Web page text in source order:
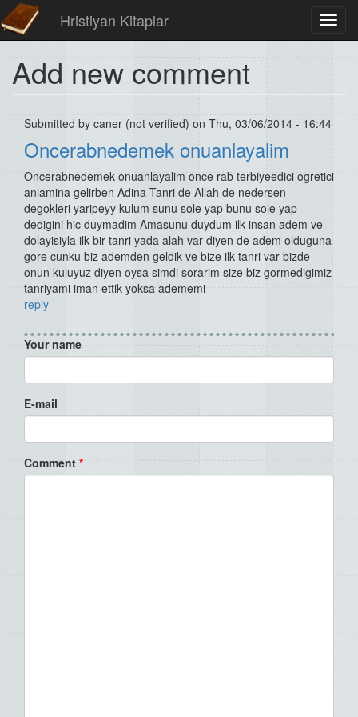
Hristiyan Kitaplar
Add new comment
Submitted by caner (not verified) on Thu, 03/06/2014 - 16:44
Oncerabnedemek onuanlayalim
Oncerabnedemek onuanlayalim once rab terbiyeedici ogretici
anlamina gelirben Adina Tanri de Allah de nedersen
degokleri yaripeyy kulum sunu sole yap bunu sole yap
dedigini hic duymadim Amasunu duydum ilk insan adem ve
dolayisiyla ilk bir tanri yada alah var diyen de adem olduguna
gore cunku biz ademden geldik ve bize ilk tanri var bizde
onun kuluyuz diyen oysa simdi sorarim size biz gormedigimiz
tanriyami iman ettik yoksa adememi
reply
Your name
E-mail
Comment *